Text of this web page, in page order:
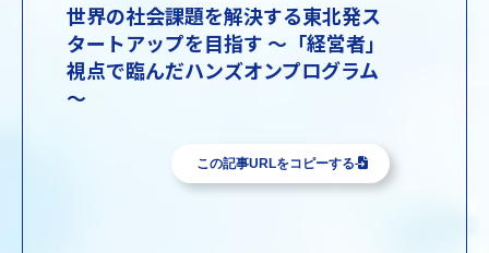
世界の社会課題を解決する東北発ス
タートアップを目指す ～「経営者」
視点で臨んだハンズオンプログラム
～
この記事URLをコピーする